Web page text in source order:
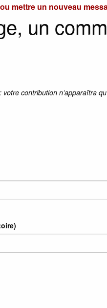
mettre un nouveau
un
contribution n’apparaîtra